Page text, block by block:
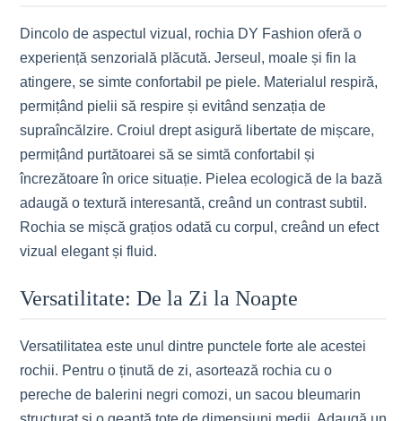
Dincolo de aspectul vizual, rochia DY Fashion oferă o
experiență senzorială plăcută. Jerseul, moale și fin la
atingere, se simte confortabil pe piele. Materialul respiră,
permițând pielii să respire și evitând senzația de
supraîncălzire. Croiul drept asigură libertate de mișcare,
permițând purtătoarei să se simtă confortabil și
încrezătoare în orice situație. Pielea ecologică de la bază
adaugă o textură interesantă, creând un contrast subtil.
Rochia se mișcă grațios odată cu corpul, creând un efect
vizual elegant și fluid.
Versatilitate: De la Zi la Noapte
Versatilitatea este unul dintre punctele forte ale acestei
rochii. Pentru o ținută de zi, asortează rochia cu o
pereche de balerini negri comozi, un sacou bleumarin